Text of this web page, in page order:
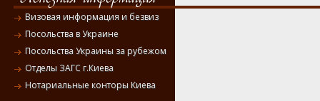
Визовая информация и безвиз
Посольства в Украине
Посольства Украины за рубежом
Отделы ЗАГС г.Киева
Нотариальные конторы Киева